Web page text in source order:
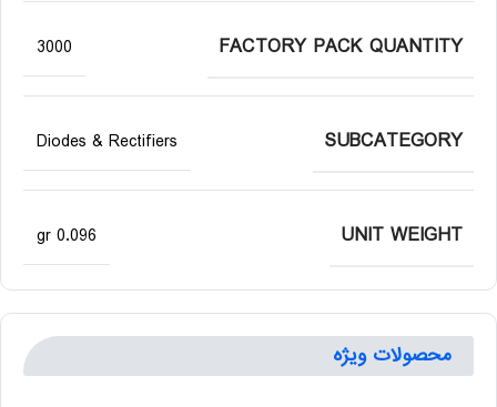
FACTORY PACK QUANTITY
3000
SUBCATEGORY
Diodes & Rectifiers
UNIT WEIGHT
0.096 gr
محصولات ویژه